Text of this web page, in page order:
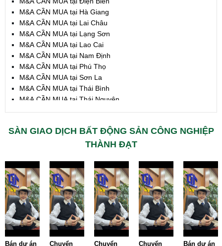
M&A CẦN MUA tại Hà Giang
M&A CẦN MUA tại Lai Châu
M&A CẦN MUA tại Lạng Sơn
M&A CẦN MUA tại Lao Cai
M&A CẦN MUA tại Nam Định
M&A CẦN MUA tại Phú Thọ
M&A CẦN MUA tại Sơn La
M&A CẦN MUA tại Thái Bình
M&A CẦN MUA tại Thái Nguyên
M&A CẦN MUA tại Thừa T. Huế
M&A CẦN MUA tại Khánh Hoà
M&A CẦN MUA tại Bình Thuận
M&A CẦN MUA tại Đăk Nông
M&A CẦN MUA tại ĐắkLắk
M&A CẦN MUA tại Gia Lai
M&A CẦN MUA tại Hà Tĩnh
M&A CẦN MUA tại Kon Tum
M&A CẦN MUA tại Nghệ An
SÀN GIAO DỊCH BẤT ĐỘNG SẢN CÔNG NGHIỆP
THÀNH ĐẠT
Bán dự án
Chuyển
Chuyển
Chuyển
Bán dự án